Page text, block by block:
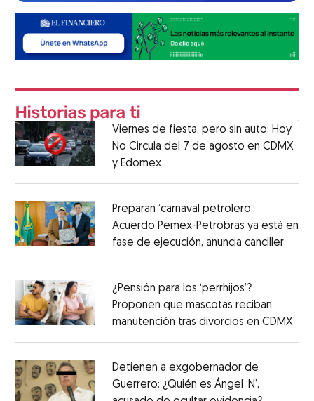
Viernes de fiesta, pero sin auto: Hoy
No Circula del 7 de agosto en CDMX
y Edomex
Preparan ‘carnaval petrolero’:
Acuerdo Pemex-Petrobras ya está en
fase de ejecución, anuncia canciller
¿Pensión para los ‘perrhijos’?
Proponen que mascotas reciban
manutención tras divorcios en CDMX
Detienen a exgobernador de
Guerrero: ¿Quién es Ángel ‘N’,